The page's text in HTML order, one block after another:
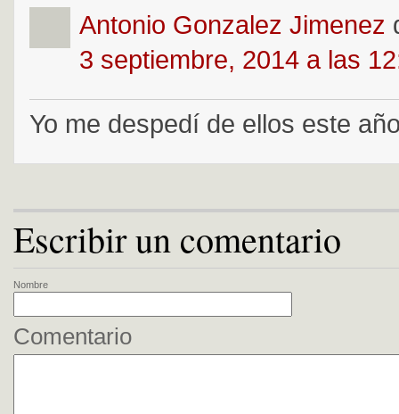
Antonio Gonzalez Jimenez
3 septiembre, 2014 a las
Yo me despedí de ellos este
Escribir un comentario
Nombre
Comentario